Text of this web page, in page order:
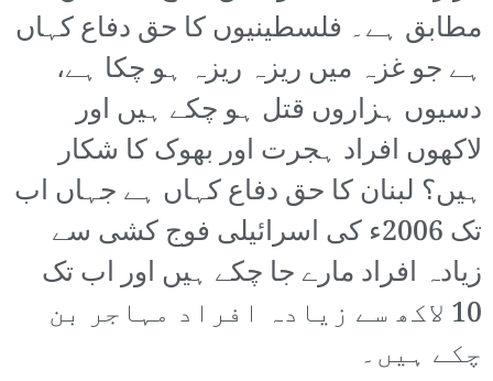
مطابق ہے۔ فلسطینیوں کا حق دفاع کہاں
ہے جو غزہ میں ریزہ ریزہ ہو چکا ہے،
دسیوں ہزاروں قتل ہو چکے ہیں اور
لاکھوں افراد ہجرت اور بھوک کا شکار
ہیں؟ لبنان کا حق دفاع کہاں ہے جہاں اب
تک 2006ء کی اسرائیلی فوج کشی سے
زیادہ افراد مارے جا چکے ہیں اور اب تک
10 لاکھ سے زیادہ افراد مہاجر بن
چکے ہیں۔